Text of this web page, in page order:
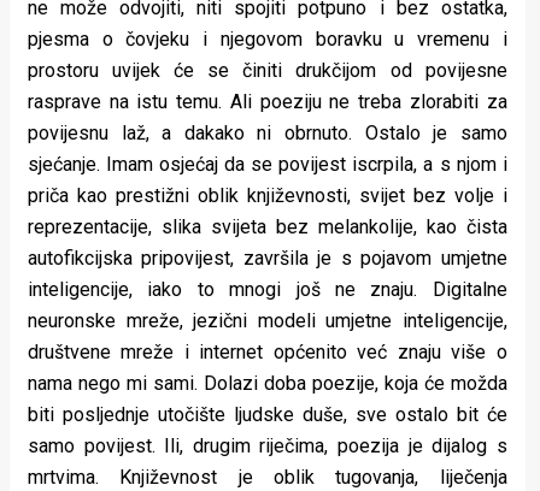
ne može odvojiti, niti spojiti potpuno i bez ostatka,
pjesma o čovjeku i njegovom boravku u vremenu i
prostoru uvijek će se činiti drukčijom od povijesne
rasprave na istu temu. Ali poeziju ne treba zlorabiti za
povijesnu laž, a dakako ni obrnuto. Ostalo je samo
sjećanje. Imam osjećaj da se povijest iscrpila, a s njom i
priča kao prestižni oblik književnosti, svijet bez volje i
reprezentacije, slika svijeta bez melankolije, kao čista
autofikcijska pripovijest, završila je s pojavom umjetne
inteligencije, iako to mnogi još ne znaju. Digitalne
neuronske mreže, jezični modeli umjetne inteligencije,
društvene mreže i internet općenito već znaju više o
nama nego mi sami. Dolazi doba poezije, koja će možda
biti posljednje utočište ljudske duše, sve ostalo bit će
samo povijest. Ili, drugim riječima, poezija je dijalog s
mrtvima. Književnost je oblik tugovanja, liječenja